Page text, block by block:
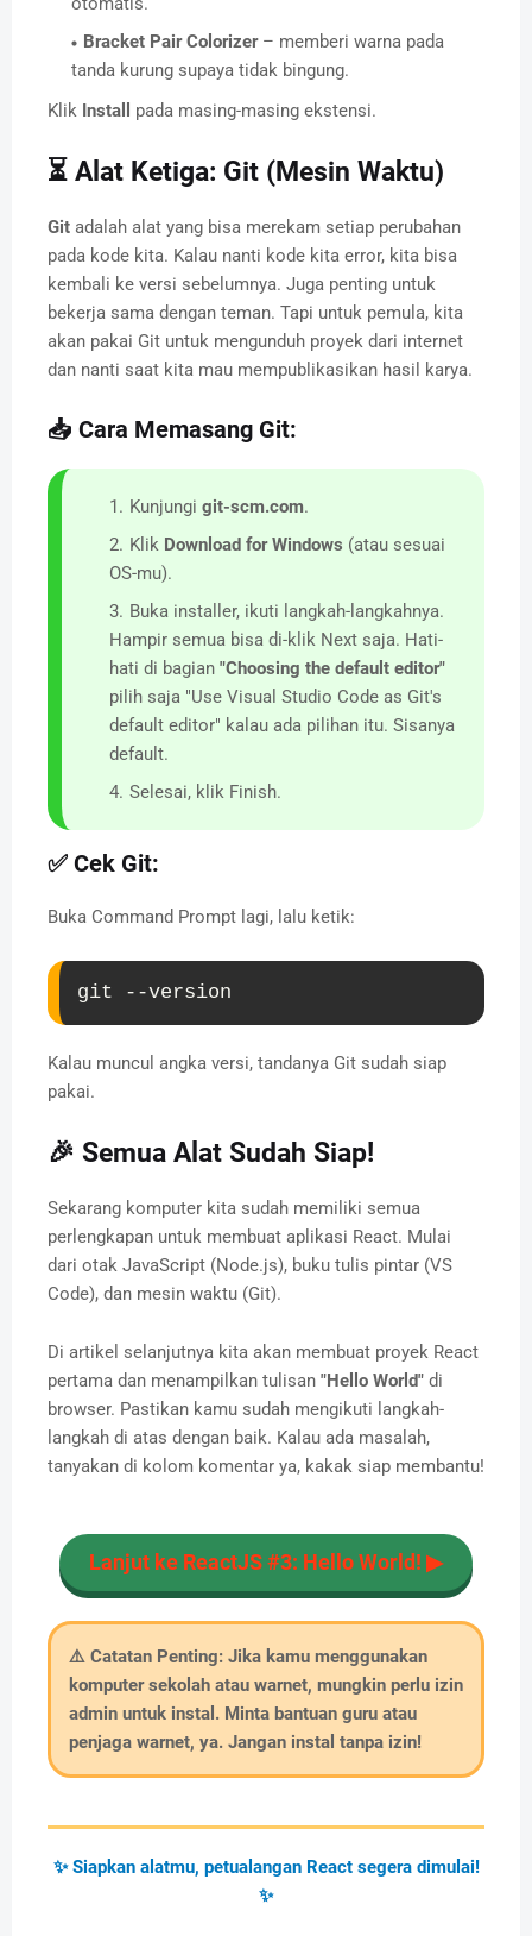
Bracket Pair Colorizer– memberi warna pada
tanda kurung supaya tidak bingung.
Klik Install pada masing-masing ekstensi.
⏳ Alat Ketiga: Git (Mesin Waktu)
Git adalah alat yang bisa merekam setiap perubahan
pada kode kita. Kalau nanti kode kita error, kita bisa
kembali ke versi sebelumnya. Juga penting untuk
bekerja sama dengan teman. Tapi untuk pemula, kita
akan pakai Git untuk mengunduh proyek dari internet
dan nanti saat kita mau mempublikasikan hasil karya.
📥 Cara Memasang Git:
Kunjungi git-scm.com.
Klik Download for Windows (atau sesuai
OS-mu).
Buka installer, ikuti langkah-langkahnya.
Hampir semua bisa di-klik Next saja. Hati-
hati di bagian "Choosing the default editor"
pilih saja "Use Visual Studio Code as Git's
default editor" kalau ada pilihan itu. Sisanya
default.
Selesai, klik Finish.
✅ Cek Git:
Buka Command Prompt lagi, lalu ketik:
git --version
Kalau muncul angka versi, tandanya Git sudah siap
pakai.
🎉 Semua Alat Sudah Siap!
Sekarang komputer kita sudah memiliki semua
perlengkapan untuk membuat aplikasi React. Mulai
dari otak JavaScript (Node.js), buku tulis pintar (VS
Code), dan mesin waktu (Git).
Di artikel selanjutnya kita akan membuat proyek React
pertama dan menampilkan tulisan "Hello World" di
browser. Pastikan kamu sudah mengikuti langkah-
langkah di atas dengan baik. Kalau ada masalah,
tanyakan di kolom komentar ya, kakak siap membantu!
Lanjut ke ReactJS #3: Hello World! ▶
⚠️ Catatan Penting: Jika kamu menggunakan
komputer sekolah atau warnet, mungkin perlu izin
admin untuk instal. Minta bantuan guru atau
penjaga warnet, ya. Jangan instal tanpa izin!
✨ Siapkan alatmu, petualangan React segera dimulai!
✨